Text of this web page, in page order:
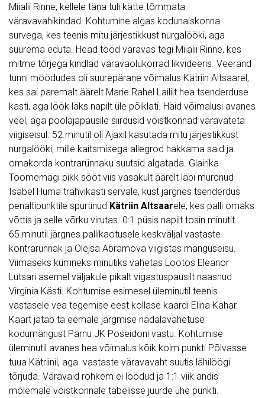
Miialii Rinne, kellele täna tuli kätte tõmmata
väravavahikindad. Kohtumine algas kodunaiskonna
survega, kes teenis mitu järjestikkust nurgalööki, aga
suurema eduta. Head tööd väravas tegi Miialii Rinne, kes
mitme tõrjega kindlad väravaolukorrad likvideeris. Veerand
tunni möödudes oli suurepärane võimalus Kätriin Altsaarel,
kes sai paremalt äärelt Marie Rahel Laililt hea tsenderduse
kasti, aga löök läks napilt üle põiklati. Häid võimalusi avanes
veel, aga poolajapausile siirdusid võistkonnad väravateta
viigiseisul. 52.minutil oli Ajaxil kasutada mitu järjestikkust
nurgalööki, mille kaitsmisega allegrod hakkama said ja
omakorda kontrarünnaku suutsid algatada. Glairika
Toomemägi pikk sööt viis vasakult äärelt läbi murdnud
Isabel Huma trahvikasti servale, kust järgnes tsenderdus
penaltipunktile spurtinud Kätriin Altsaarele, kes palli omaks
võttis ja selle võrku virutas. 0:1 püsis napilt tosin minutit.
65.minutil järgnes pallikaotusele keskväljal vastaste
kontrarünnak ja Olejsa Abramova viigistas mänguseisu.
Viimaseks kümneks minutiks vahetas Lootos Eleanor
Lutsari asemel väljakule pikalt vigastuspausilt naasnud
Virginia Kästi. Kohtumise esimesel üleminutil teenis
vastasele vea tegemise eest kollase kaardi Elina Kahar.
Kaart jätab ta eemale järgmise nädalavahetuse
kodumängust Pärnu JK Poseidoni vastu. Kohtumise
üleminutil avanes hea võimalus kõik kolm punkti Põlvasse
tuua Kätriinil, aga vastaste väravavaht suutis lähilöögi
tõrjuda. Väravaid rohkem ei löödud ja 1:1 viik andis
mõlemale võistkonnale tabelisse juurde ühe punkti.